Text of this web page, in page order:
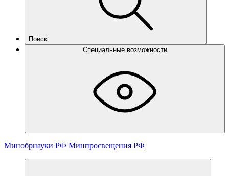
Поиск
Специальные возможности
Минобрнауки РФ Минпросвещения РФ